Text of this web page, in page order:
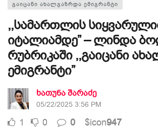
ᲒᲐᲘᲪᲐᲜᲘ ᲐᲮᲐᲚᲒᲐᲖᲠᲓᲐ ᲔᲛᲘᲒᲠᲐᲜᲢᲘ
,,სამართლის
იტალიამდე” – ლინდა
რუბრიკაში ,,გაიცანი
ემიგრანტი”
ხათუნა შარაძე
05/22/2025 3:56 PM
1 0 0 $icon947